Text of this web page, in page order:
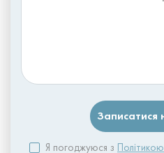
Я погоджуюся з